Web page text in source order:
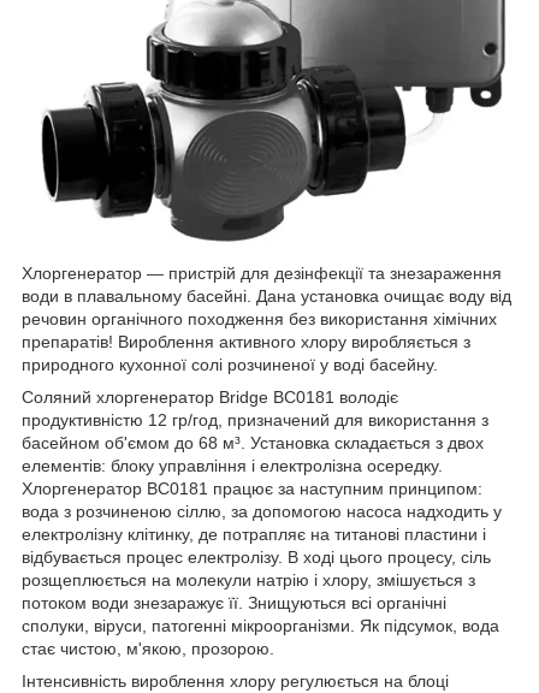
Хлоргенератор — пристрій для дезінфекції та знезараження
води в плавальному басейні. Дана установка очищає воду від
речовин органічного походження без використання хімічних
препаратів! Вироблення активного хлору виробляється з
природного кухонної солі розчиненої у воді басейну.
Соляний хлоргенератор Bridge BC0181 володіє
продуктивністю 12 гр/год, призначений для використання з
басейном об'ємом до 68 м³. Установка складається з двох
елементів: блоку управління і електролізна осередку.
Хлоргенератор BC0181 працює за наступним принципом:
вода з розчиненою сіллю, за допомогою насоса надходить у
електролізну клітинку, де потрапляє на титанові пластини і
відбувається процес електролізу. В ході цього процесу, сіль
розщеплюється на молекули натрію і хлору, змішується з
потоком води знезаражує її. Знищуються всі органічні
сполуки, віруси, патогенні мікроорганізми. Як підсумок, вода
стає чистою, м'якою, прозорою.
Інтенсивність вироблення хлору регулюється на блоці